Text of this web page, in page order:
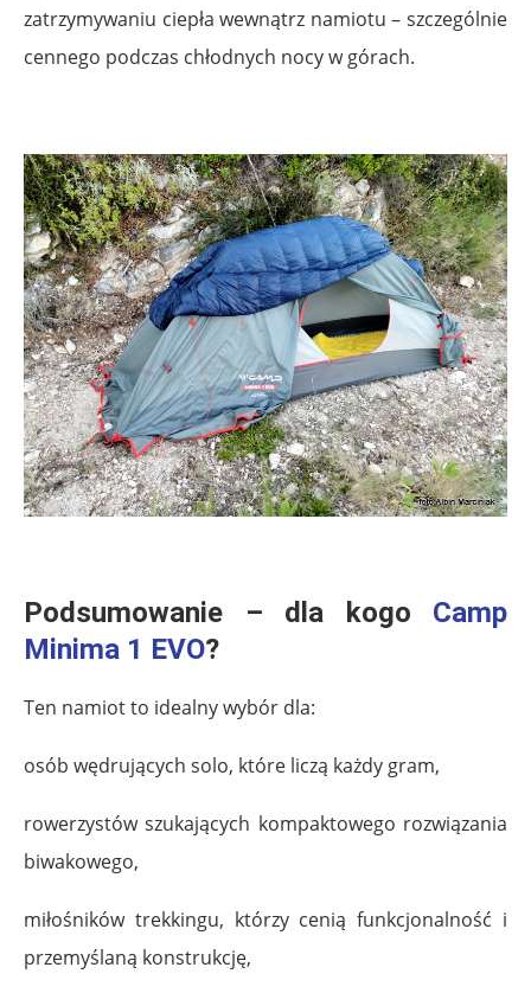
zatrzymywaniu ciepła wewnątrz namiotu – szczególnie
cennego podczas chłodnych nocy w górach.
Podsumowanie – dla kogo Camp
Minima 1 EVO?
Ten namiot to idealny wybór dla:
osób wędrujących solo, które liczą każdy gram,
rowerzystów szukających kompaktowego rozwiązania
biwakowego,
miłośników trekkingu, którzy cenią funkcjonalność i
przemyślaną konstrukcję,